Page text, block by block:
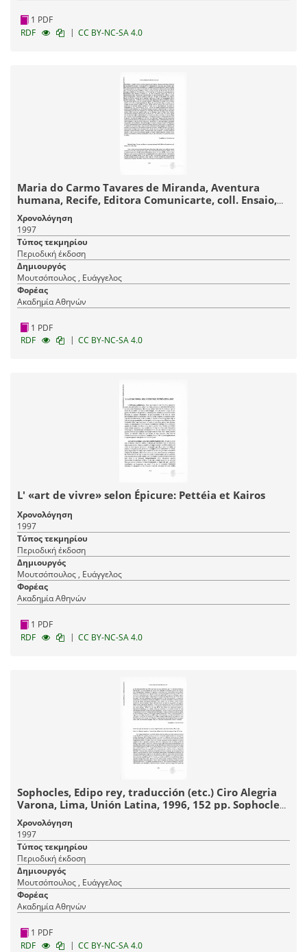
1 PDF
RDF
| CC BY-NC-SA 4.0
Maria do Carmo Tavares de Miranda, Aventura
humana, Recife, Editora Comunicarte, coll. Ensaio,
no 6, 1996, 76pp.
Χρονολόγηση
1997
Τύπος τεκμηρίου
Περιοδική έκδοση
Δημιουργός
Μουτσόπουλος , Ευάγγελος
Φορέας
Ακαδημία Αθηνών
1 PDF
RDF
| CC BY-NC-SA 4.0
L' «art de vivre» selon Épicure: Pettéia et Kairos
Χρονολόγηση
1997
Τύπος τεκμηρίου
Περιοδική έκδοση
Δημιουργός
Μουτσόπουλος , Ευάγγελος
Φορέας
Ακαδημία Αθηνών
1 PDF
RDF
| CC BY-NC-SA 4.0
Sophocles, Edipo rey, traducción (etc.) Ciro Alegria
Varona, Lima, Unión Latina, 1996, 152 pp. Sophocles,
Philoctète, traduit par Yannis Kokkos et Pierre
Leyris. Paris, Le temps qu' il fait, 1997, 88 pp.
Χρονολόγηση
1997
Τύπος τεκμηρίου
Περιοδική έκδοση
Δημιουργός
Μουτσόπουλος , Ευάγγελος
Φορέας
Ακαδημία Αθηνών
1 PDF
RDF
| CC BY-NC-SA 4.0